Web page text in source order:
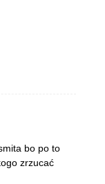
bo po to
zrzucać